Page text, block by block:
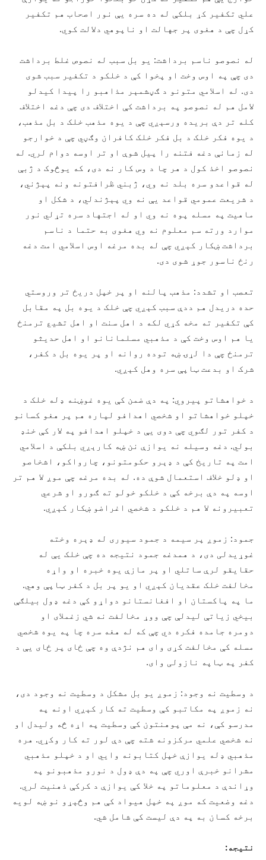
علي تکفیر کړ بلکې له ده سره يې نور اصحاب هم تکفیر
کړل چې د هغوی پر جهالت او ناپوهي دلالت کوي.
له نصوصو ناسم برداشت: یو بل سبب له نصوص غلط برداشت
دی چې په اوس وخت او پخوا کې د خلکو د تکفیر سبب شوی
دی. له اسلامي متونو د ګڼشمېر مذاهبو را پيدا کیدلو
لامل هم له نصوصو په برداشت کې اختلاف دی چې دغه اختلاف
کله تر دې بریده ورسېږي چې د یوه مذهب خلک د بل مذهب،
د یوه فکر خلک د بل فکر خلک کافران وګڼي چې د خوارجو
له زمانې دغه فتنه را پيل شوې او تر اوسه دوام لري. له
نصوصو اخذ کول د هر چا د وس کار نه دی، که یوڅوک د ژبې
له قواعدو سره بلد نه وي، ژبني ظرافتونه ونه پېژني،
د شریعت عمومي قواعد يې نه وي پېژندلي، د شکل او
ماهیت په مسله پوه نه وي او له اجتهاد سره تړلي نور
موارد ورته سم معلوم نه وي هغوی به حتما د ناسم
برداشت ښکار کېږي چې له بده مرغه اوس اسلامي امت دغه
رنځ ناسور جوړ شوی دی.
تعصب او تشدد: مذهب پالنه او پر خپل دريځ تر وروستي
حده دريدل هم ددې سبب کېږي چې خلک د یوه بل په مقابل
کې تکفیر ته مخه کړي لکه د اهل سنت او اهل تشیع ترمنځ
یا هم اوس وخت کې د مذهبي مسلمانانو او اهل حدیثو
ترمنځ چې دا لړۍ ښه توده روانه او پر یوه بل د کفر،
شرک او بدعت ټاپې سره وهل کېږي.
د خواهشاتو پیروي: په دې ضمن کې یوه غوښنه ډله خلک د
خپلو خواهشاتو او شخصي اهدافو لپاره هم پر هغو کسانو
د کفر تور لګوي چې دوی يې د خپلو اهدافو په لار کې خنډ
بولي. دغه وسیله نه یوازې نن ښه کارېږي بلکې د اسلامي
امت په تاریخ کې د ډېرو حکومتونو، چارواکو، اشخاصو
او ډلو خلاف استعمال شوې ده. له بده مرغه چې موږ لا هم تر
اوسه په دې برخه کې د خلکو خولو ته ګورو او شرعي
تعبیرونه لا هم د خلکو د شخصي اغراضو ښکار کېږي.
جمود: زموږ پر سیمه د جمود سیوری له ډېره وخته
غوړیدلی دی، د همدغه جمود نتیجه ده چې خلک يې له
حقایقو لرې ساتلي او پر مازې یوه خبره او واړه
مخالفت خلک عقدیان کېږي او یو پر بل د کفر ټاپې وهي.
ما په پاکستان او افغانستانو دواړو کې دغه ډول بیلګې
بیخي زیاتې لیدلې چې ووړ مخالفت نه شي زغملای او
دومره جامده فکره دي چې که له هغه سره چا په یوه شخصي
مسله کې مخالفت کړی وای هم نژدې وه چې ځای پر ځای يې د
کفر په ټاپه نازولی وای.
د وسطیت نه وجود: زموږ یو بل مشکل د وسطیت نه وجود دی،
نه زموږ په مکاتبو کې وسطیت ته کار کېږي اونه په
مدرسو کې، نه مې پوهنتون کې وسطیت په اړه څه ولیدل او
نه شخصي علمي مرکزونه شته چې دې لور ته کار وکړي. هره
مذهبي ډله یوازې خپل کتابونه وايي او د خپلو مذهبي
مشرانو خبرې اوري چې په دې ډول د نورو مذهبونو په
وړاندې د معلوماتو په خلا کې یوازې د کرکې ذهنیت لري.
دغه وضعیت که موږ په خپل هیواد کې هم وڅېړو نو ښه لویه
برخه کسان به په دې لیست کې شامل شي.
نتیجه: